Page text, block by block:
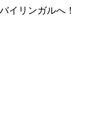
イリンガルへ！